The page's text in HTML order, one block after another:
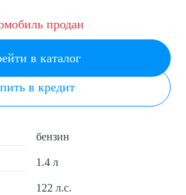
продан
в каталог
в кредит
бензин
1.4 л
122 л.с.